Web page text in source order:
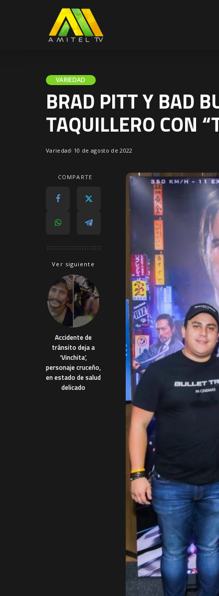
VARIEDAD
BRAD PITT Y BAD
TAQUILLERO CON
Variedad 10 de agosto de 2022
COMPARTE
Ver siguiente
Accidente de
tránsito deja a
‘Vinchita’,
personaje cruceño,
en estado de salud
delicado